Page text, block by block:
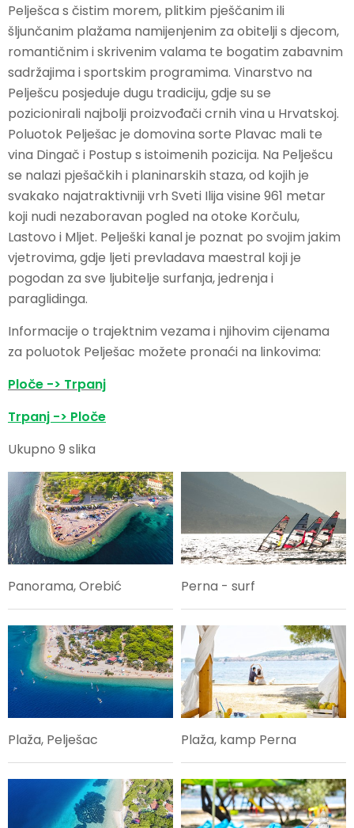
Pelješca s čistim morem, plitkim pješčanim ili
šljunčanim plažama namijenjenim za obitelji s djecom,
romantičnim i skrivenim valama te bogatim zabavnim
sadržajima i sportskim programima. Vinarstvo na
Pelješcu posjeduje dugu tradiciju, gdje su se
pozicionirali najbolji proizvođači crnih vina u Hrvatskoj.
Poluotok Pelješac je domovina sorte Plavac mali te
vina Dingač i Postup s istoimenih pozicija. Na Pelješcu
se nalazi pješačkih i planinarskih staza, od kojih je
svakako najatraktivniji vrh Sveti Ilija visine 961 metar
koji nudi nezaboravan pogled na otoke Korčulu,
Lastovo i Mljet. Pelješki kanal je poznat po svojim jakim
vjetrovima, gdje ljeti prevladava maestral koji je
pogodan za sve ljubitelje surfanja, jedrenja i
paraglidinga.
Informacije o trajektnim vezama i njihovim cijenama
za poluotok Pelješac možete pronaći na linkovima:
Ploče -> Trpanj
Trpanj -> Ploče
Ukupno 9 slika
Panorama, Orebić Perna - surf
Plaža, Pelješac Plaža, kamp Perna